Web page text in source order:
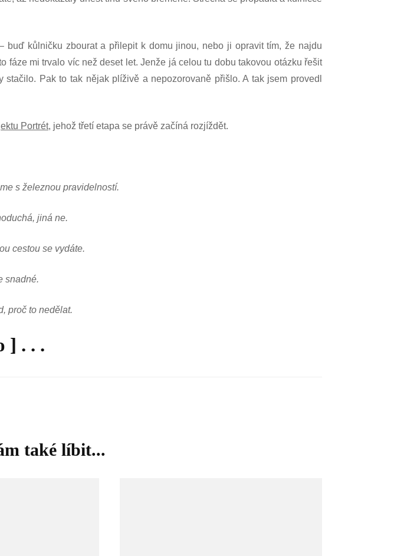
kůlničku zbourat a přilepit k domu jinou, nebo ji opravit tím, že najdu
mi trvalo víc než deset let. Jenže já celou tu dobu takovou otázku řešit
Pak to tak nějak plíživě a nepozorovaně přišlo. A tak jsem provedl
Portrét, jehož třetí etapa se právě začíná rozjíždět.
s železnou pravidelností.
jiná ne.
cestou se vydáte.
snadné.
proč to nedělat.
] . . .
také líbit...